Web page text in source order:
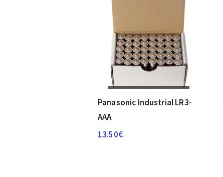
Panasonic Industrial LR3-
AAA
13.50€